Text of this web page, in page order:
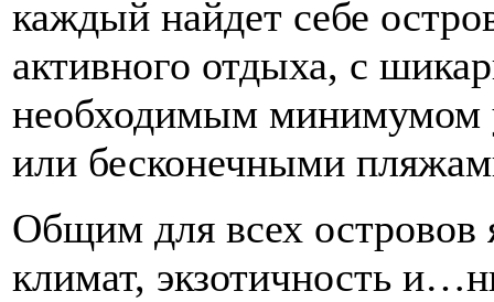
каждый найдет себе
активного отдыха, с
необходимым минимумом
или бесконечными
Общим для всех островов
климат, экзотичность